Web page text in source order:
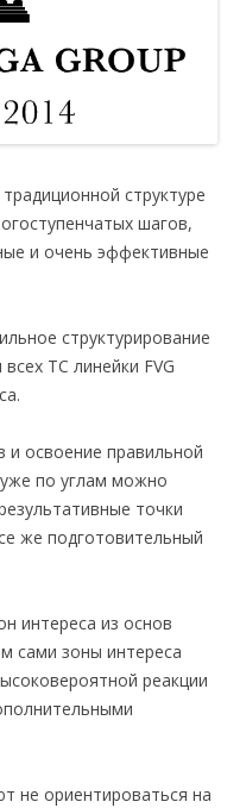
структуре
шагов,
и очень эффективные
структурирование
ТС линейки FVG
освоение правильной
по углам можно
точки
же подготовительный
интереса из основ
сами зоны интереса
реакции
не ориентироваться на